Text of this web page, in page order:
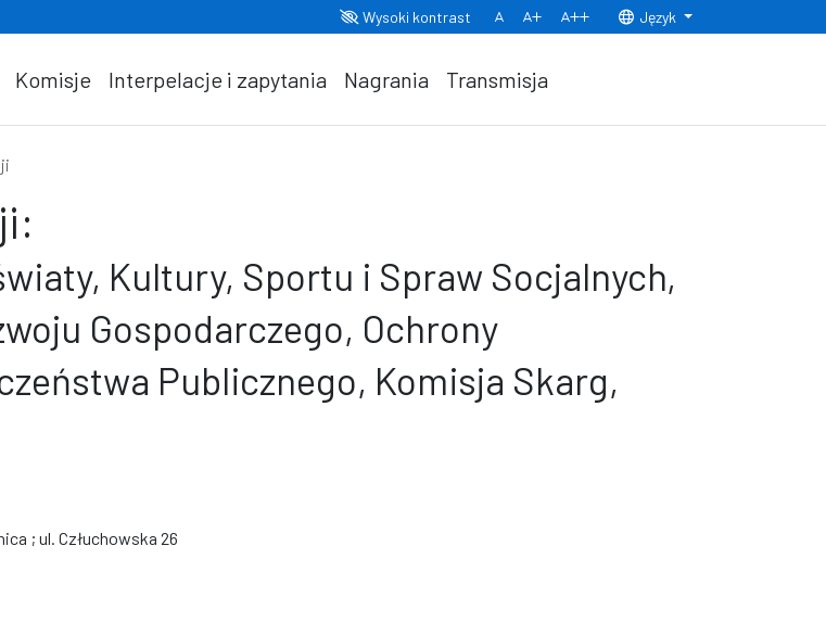
Wysoki kontrast
Normalny rozmiar czcionki
Rozmiar czcionki 150% Rozmiar czcionki 200%
Język
Komisje Interpelacje i zapytania Nagrania Transmisja
Kultury, Sportu i Spraw Socjalnych,
Gospodarczego, Ochrony
Publicznego, Komisja Skarg,
; ul. Człuchowska 26